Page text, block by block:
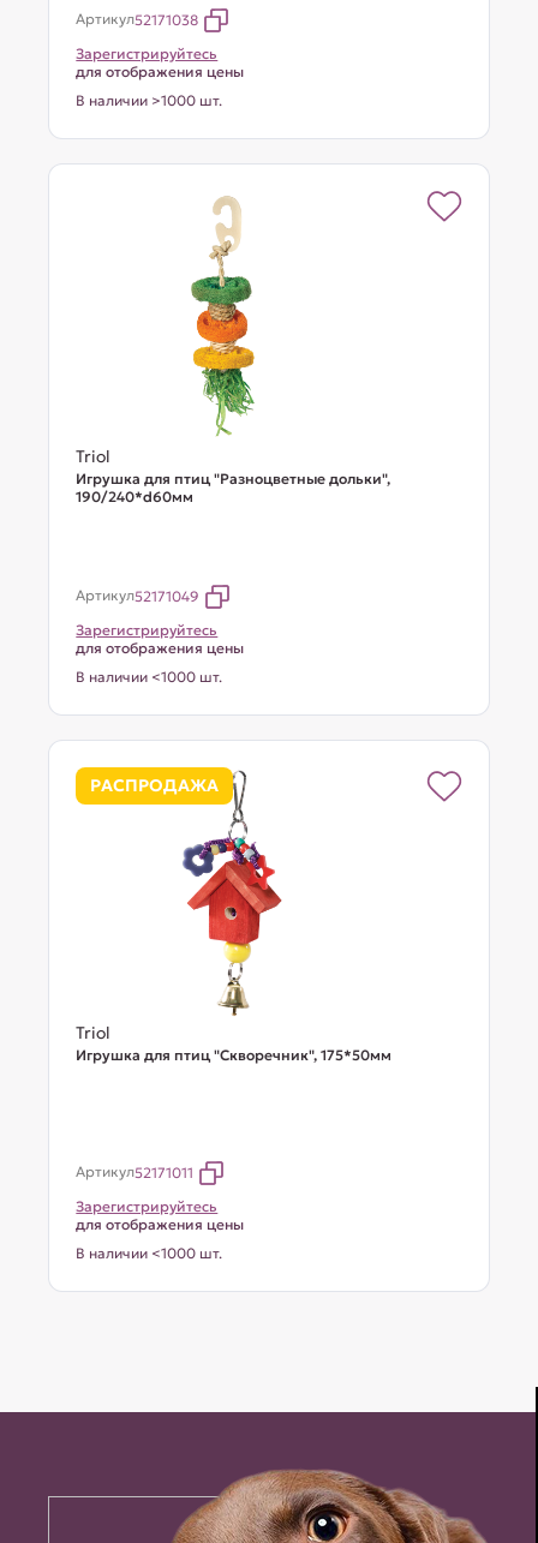
Артикул52171038
Зарегистрируйтесь
для отображения цены
В наличии >1000 шт.
Triol
Игрушка для птиц "Разноцветные дольки",
190/240*d60мм
Артикул52171049
Зарегистрируйтесь
для отображения цены
В наличии <1000 шт.
РАСПРОДАЖА
Triol
Игрушка для птиц "Скворечник", 175*50мм
Артикул52171011
Зарегистрируйтесь
для отображения цены
В наличии <1000 шт.